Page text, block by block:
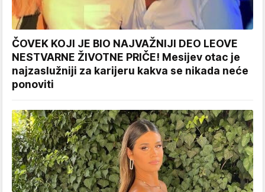
ČOVEK KOJI JE BIO NAJVAŽNIJI DEO LEOVE
NESTVARNE ŽIVOTNE PRIČE! Mesijev otac je
najzaslužniji za karijeru kakva se nikada neće
ponoviti